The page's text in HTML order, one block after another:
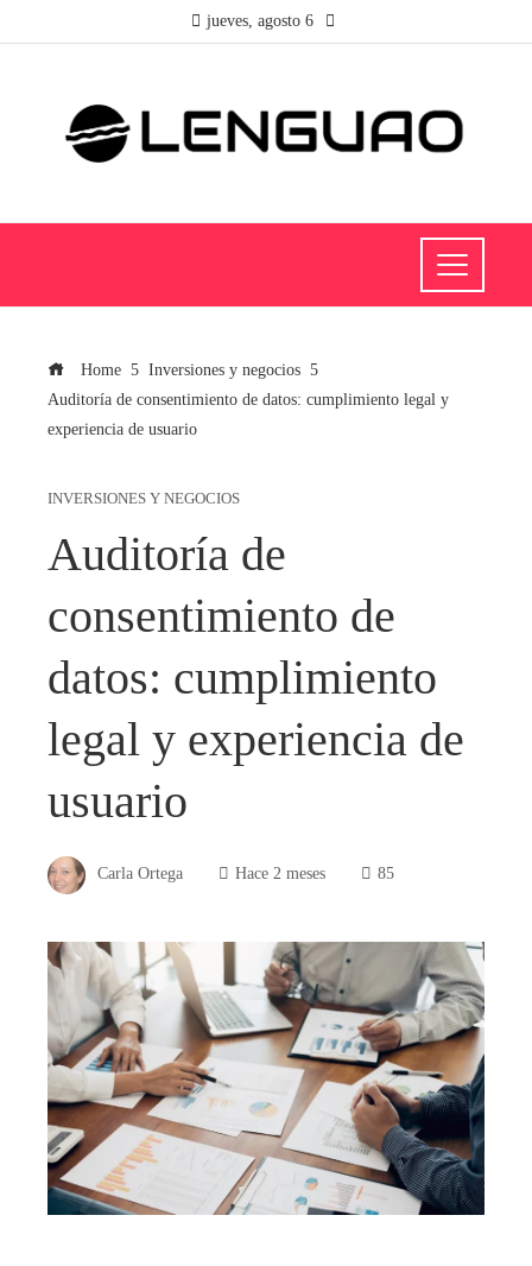
jueves, agosto 6
Home
Inversiones y negocios
Auditoría de consentimiento de datos: cumplimiento legal y
experiencia de usuario
INVERSIONES Y NEGOCIOS
Auditoría de
consentimiento de
datos: cumplimiento
legal y experiencia de
usuario
Carla Ortega Hace 2 meses 85